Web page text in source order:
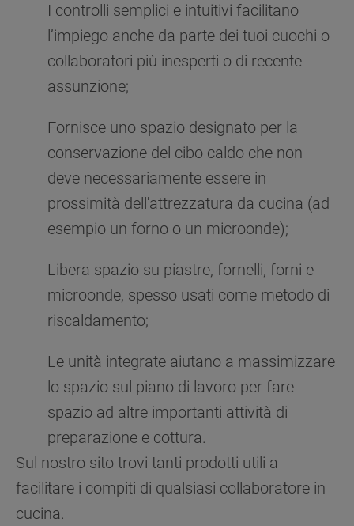
I controlli semplici e intuitivi facilitano
l’impiego anche da parte dei tuoi cuochi o
collaboratori più inesperti o di recente
assunzione;
Fornisce uno spazio designato per la
conservazione del cibo caldo che non
deve necessariamente essere in
prossimità dell'attrezzatura da cucina (ad
esempio un forno o un microonde);
Libera spazio su piastre, fornelli, forni e
microonde, spesso usati come metodo di
riscaldamento;
Le unità integrate aiutano a massimizzare
lo spazio sul piano di lavoro per fare
spazio ad altre importanti attività di
preparazione e cottura.
Sul nostro sito trovi tanti prodotti utili a
facilitare i compiti di qualsiasi collaboratore in
cucina.